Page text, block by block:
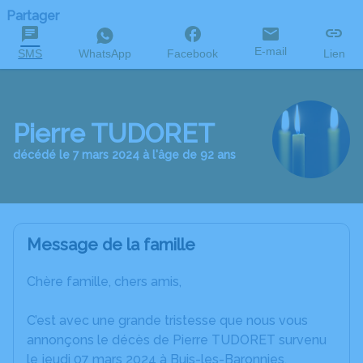
Partager
SMS WhatsApp Facebook E-mail Lien
Pierre TUDORET
décédé le 7 mars 2024 à l'âge de 92 ans
Message de la famille
Chère famille, chers amis,
C’est avec une grande tristesse que nous vous
annonçons le décès de Pierre TUDORET survenu
le jeudi 07 mars 2024 à Buis-les-Baronnies.